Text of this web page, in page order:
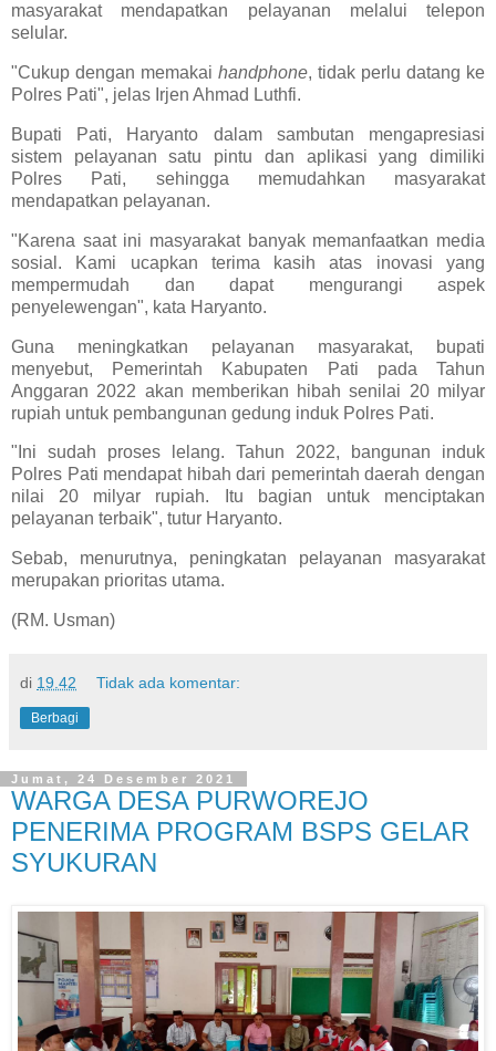
masyarakat mendapatkan pelayanan melalui telepon
selular.
"Cukup dengan memakai handphone, tidak perlu datang ke
Polres Pati", jelas Irjen Ahmad Luthfi.
Bupati Pati, Haryanto dalam sambutan mengapresiasi
sistem pelayanan satu pintu dan aplikasi yang dimiliki
Polres Pati, sehingga memudahkan masyarakat
mendapatkan pelayanan.
"Karena saat ini masyarakat banyak memanfaatkan media
sosial. Kami ucapkan terima kasih atas inovasi yang
mempermudah dan dapat mengurangi aspek
penyelewengan", kata Haryanto.
Guna meningkatkan pelayanan masyarakat, bupati
menyebut, Pemerintah Kabupaten Pati pada Tahun
Anggaran 2022 akan memberikan hibah senilai 20 milyar
rupiah untuk pembangunan gedung induk Polres Pati.
"Ini sudah proses lelang. Tahun 2022, bangunan induk
Polres Pati mendapat hibah dari pemerintah daerah dengan
nilai 20 milyar rupiah. Itu bagian untuk menciptakan
pelayanan terbaik", tutur Haryanto.
Sebab, menurutnya, peningkatan pelayanan masyarakat
merupakan prioritas utama.
(RM. Usman)
di 19.42 Tidak ada komentar:
Berbagi
Jumat, 24 Desember 2021
WARGA DESA PURWOREJO
PENERIMA PROGRAM BSPS GELAR
SYUKURAN